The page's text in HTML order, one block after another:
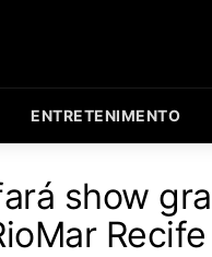
ENTRETENIMENTO
show
Recife